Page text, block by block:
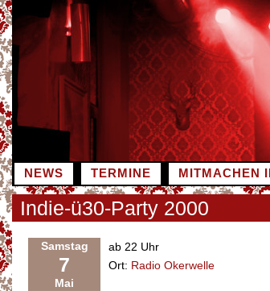
Zum
Inhalt
springen
NEWS TERMINE MITMACHEN
Indie-ü30-Party 2000
Samstag
7
Mai
ab 22 Uhr
Ort: Radio Okerwelle